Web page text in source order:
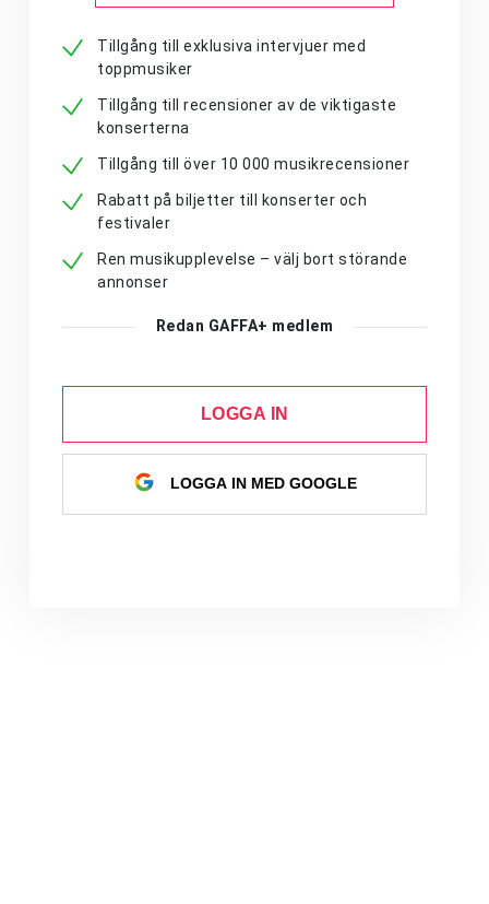
Tillgång till exklusiva intervjuer med
toppmusiker
Tillgång till recensioner av de viktigaste
konserterna
Tillgång till över 10 000 musikrecensioner
Rabatt på biljetter till konserter och
festivaler
Ren musikupplevelse – välj bort störande
annonser
Redan GAFFA+ medlem
LOGGA IN
LOGGA IN MED GOOGLE